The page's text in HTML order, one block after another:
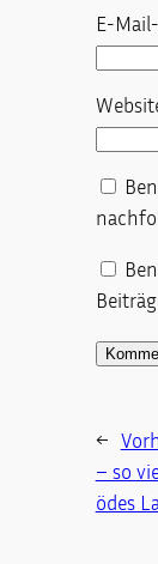
E-
←
– so
ödes